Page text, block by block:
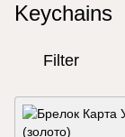
Keychains
Filter